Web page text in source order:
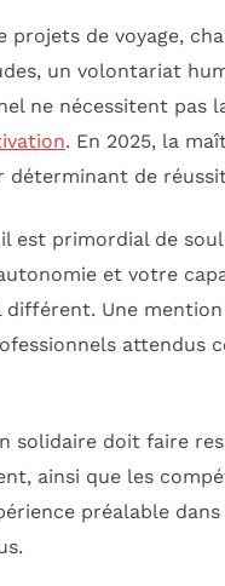
projets de voyage,
un volontariat
ne nécessitent pas
. En 2025, la
de
est primordial de
et votre
Une
attendus
solidaire doit faire
ainsi que les
préalable dans